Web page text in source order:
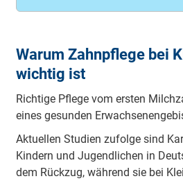
Warum Zahnpflege bei
wichtig ist
Rich­ti­ge Pfle­ge vom ers­ten
ei­nes ge­sun­den
Ak­tu­el­len Stu­di­en zu­fol­ge sind
Kin­dern und Ju­gend­li­chen in
dem Rück­zug, wäh­rend sie bei